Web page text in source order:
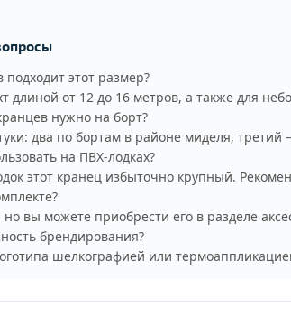
подходит этот размер?
длиной от 12 до 16 метров, а также для
нужно на борт?
два по бортам в районе миделя, третий
на ПВХ-лодках?
этот кранец избыточно крупный.
но вы можете приобрести его в разделе
брендирования?
шелкографией или